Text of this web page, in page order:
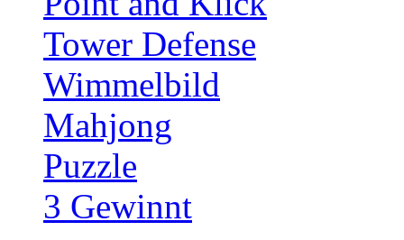
Tower Defense
Wimmelbild
Mahjong
Puzzle
3 Gewinnt